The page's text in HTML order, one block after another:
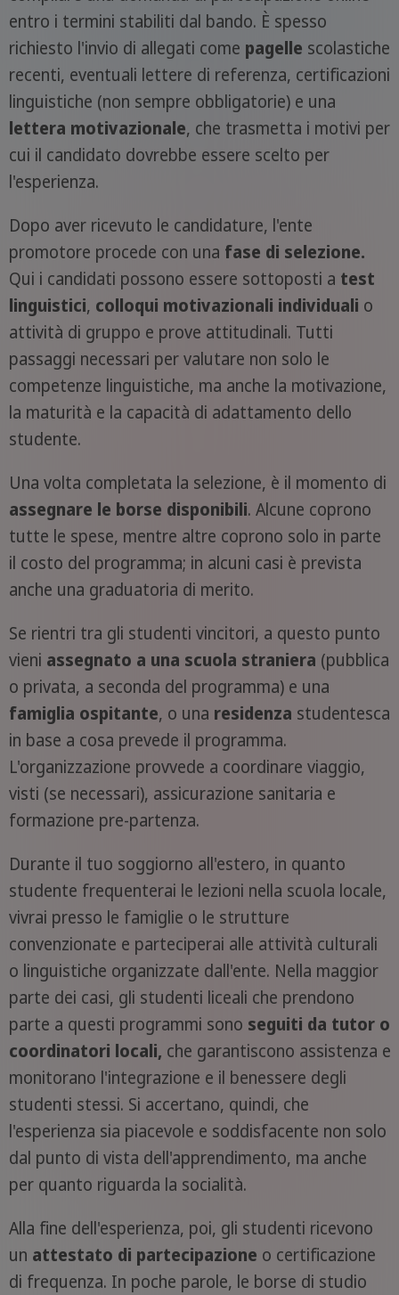
entro i termini stabiliti dal bando. È spesso
richiesto l'invio di allegati come pagelle scolastiche
recenti, eventuali lettere di referenza, certificazioni
linguistiche (non sempre obbligatorie) e una
lettera motivazionale, che trasmetta i motivi per
cui il candidato dovrebbe essere scelto per
l'esperienza.
Dopo aver ricevuto le candidature, l'ente
promotore procede con una fase di selezione.
Qui i candidati possono essere sottoposti a test
linguistici, colloqui motivazionali individuali o
attività di gruppo e prove attitudinali. Tutti
passaggi necessari per valutare non solo le
competenze linguistiche, ma anche la motivazione,
la maturità e la capacità di adattamento dello
studente.
Una volta completata la selezione, è il momento di
assegnare le borse disponibili. Alcune coprono
tutte le spese, mentre altre coprono solo in parte
il costo del programma; in alcuni casi è prevista
anche una graduatoria di merito.
Se rientri tra gli studenti vincitori, a questo punto
vieni assegnato a una scuola straniera (pubblica
o privata, a seconda del programma) e una
famiglia ospitante, o una residenza studentesca
in base a cosa prevede il programma.
L'organizzazione provvede a coordinare viaggio,
visti (se necessari), assicurazione sanitaria e
formazione pre-partenza.
Durante il tuo soggiorno all'estero, in quanto
studente frequenterai le lezioni nella scuola locale,
vivrai presso le famiglie o le strutture
convenzionate e parteciperai alle attività culturali
o linguistiche organizzate dall'ente. Nella maggior
parte dei casi, gli studenti liceali che prendono
parte a questi programmi sono seguiti da tutor o
coordinatori locali, che garantiscono assistenza e
monitorano l'integrazione e il benessere degli
studenti stessi. Si accertano, quindi, che
l'esperienza sia piacevole e soddisfacente non solo
dal punto di vista dell'apprendimento, ma anche
per quanto riguarda la socialità.
Alla fine dell'esperienza, poi, gli studenti ricevono
un attestato di partecipazione o certificazione
di frequenza. In poche parole, le borse di studio